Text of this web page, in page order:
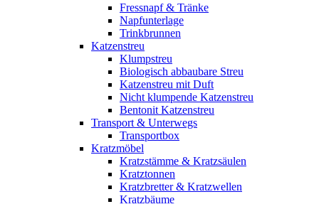
Fressnapf & Tränke
Napfunterlage
Trinkbrunnen
Katzenstreu
Klumpstreu
Biologisch abbaubare Streu
Katzenstreu mit Duft
Nicht klumpende Katzenstreu
Bentonit Katzenstreu
Transport & Unterwegs
Transportbox
Kratzmöbel
Kratzstämme & Kratzsäulen
Kratztonnen
Kratzbretter & Kratzwellen
Kratzbäume